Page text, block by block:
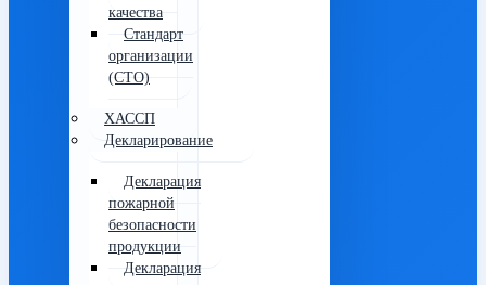
качества
Стандарт
организации
(СТО)
ХАССП
Декларирование
Декларация
пожарной
безопасности
продукции
Декларация